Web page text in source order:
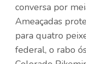
conversa por
Ameaçadas
para quatro
federal, o rabo